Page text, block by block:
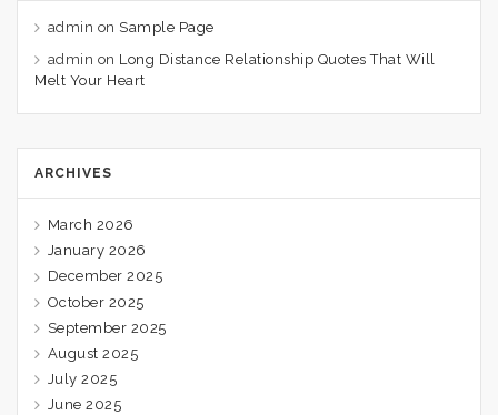
admin on Sample Page
admin on Long Distance Relationship Quotes That Will
Melt Your Heart
ARCHIVES
March 2026
January 2026
December 2025
October 2025
September 2025
August 2025
July 2025
June 2025